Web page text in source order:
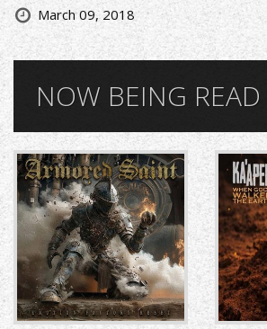
March 09, 2018
NOW BEING READ